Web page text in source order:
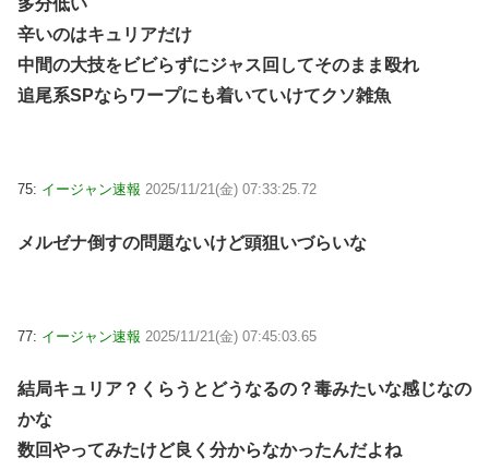
多分低い
辛いのはキュリアだけ
中間の大技をビビらずにジャス回してそのまま殴れ
追尾系SPならワープにも着いていけてクソ雑魚
75: イージャン速報 2025/11/21(金) 07:33:25.72
メルゼナ倒すの問題ないけど頭狙いづらいな
77: イージャン速報 2025/11/21(金) 07:45:03.65
結局キュリア？くらうとどうなるの？毒みたいな感じなの
かな
数回やってみたけど良く分からなかったんだよね